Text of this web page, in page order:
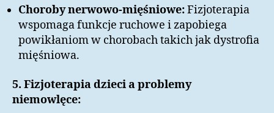
Choroby nerwowo-mięśniowe:Fizjoterapia
wspomaga funkcje ruchowe i zapobiega
powikłaniom w chorobach takich jak dystrofia
mięśniowa.
5. Fizjoterapia dzieci a problemy
niemowlęce: